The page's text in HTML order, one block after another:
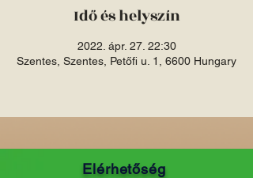
Idő és helyszín
2022. ápr. 27. 22:30
Szentes, Szentes, Petőfi u. 1, 6600 Hungary
Elérhetőség